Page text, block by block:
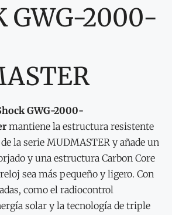
GWG-2000-
GWG-2000-
mantiene la estructura resistente
la serie MUDMASTER y añade un
y una estructura Carbon Core
sea más pequeño y ligero. Con
como el radiocontrol
solar y la tecnología de triple